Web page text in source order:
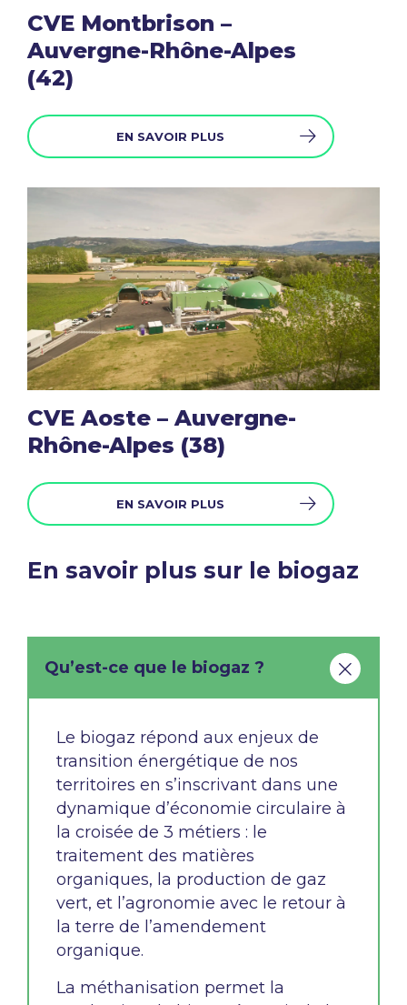
CVE Montbrison –
Auvergne-Rhône-Alpes
(42)
EN SAVOIR PLUS
CVE Aoste – Auvergne-
Rhône-Alpes (38)
EN SAVOIR PLUS
En savoir plus sur le biogaz
Qu’est-ce que le biogaz ?
Le biogaz répond aux enjeux de
transition énergétique de nos
territoires en s’inscrivant dans une
dynamique d’économie circulaire à
la croisée de 3 métiers : le
traitement des matières
organiques, la production de gaz
vert, et l’agronomie avec le retour à
la terre de l’amendement
organique.
La méthanisation permet la